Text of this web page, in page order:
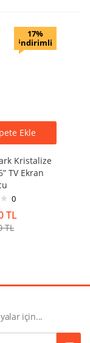
17%
indirimli
Ekle
Kristalize
TV Ekran
0
TL
TL
için...